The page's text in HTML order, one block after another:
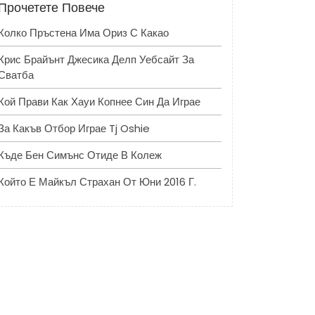
Повече
Пръстена Има Ориз С Какао
Брайънт Джесика Делп Уебсайт За
Прави Как Хауи Копнее Син Да Играе
Какъв Отбор Играе Tj Oshie
Бен Симънс Отиде В Колеж
Е Майкъл Страхан От Юни 2016 Г.